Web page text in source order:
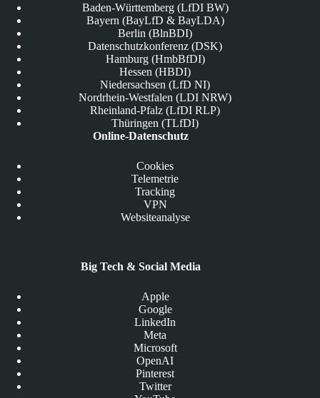
Baden-Württemberg (LfDI BW)
Bayern (BayLfD & BayLDA)
Berlin (BlnBDI)
Datenschutzkonferenz (DSK)
Hamburg (HmbBfDI)
Hessen (HBDI)
Niedersachsen (LfD NI)
Nordrhein-Westfalen (LDI NRW)
Rheinland-Pfalz (LfDI RLP)
Thüringen (TLfDI)
Online-Datenschutz
Cookies
Telemetrie
Tracking
VPN
Websiteanalyse
Big Tech & Social Media
Apple
Google
LinkedIn
Meta
Microsoft
OpenAI
Pinterest
Twitter